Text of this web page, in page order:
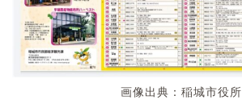
画像出典：稲城市役所